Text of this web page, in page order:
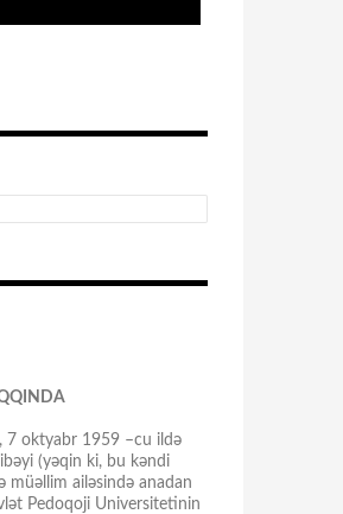
7 oktyabr 1959 –cu ildə
(yəqin ki, bu kəndi
müəllim ailəsində anadan
Pedoqoji Universitetinin